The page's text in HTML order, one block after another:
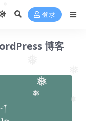
❅
❅
登录
博客